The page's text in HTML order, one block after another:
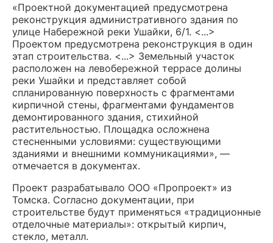
«Проектной документацией предусмотрена
реконструкция административного здания по
улице Набережной реки Ушайки, 6/1. <...>
Проектом предусмотрена реконструкция в один
этап строительства. <...> Земельный участок
расположен на левобережной террасе долины
реки Ушайки и представляет собой
спланированную поверхность с фрагментами
кирпичной стены, фрагментами фундаментов
демонтированного здания, стихийной
растительностью. Площадка осложнена
стесненными условиями: существующими
зданиями и внешними коммуникациями», —
отмечается в документах.
Проект разрабатывало ООО «Пропроект» из
Томска. Согласно документации, при
строительстве будут применяться «традиционные
отделочные материалы»: открытый кирпич,
стекло, металл.